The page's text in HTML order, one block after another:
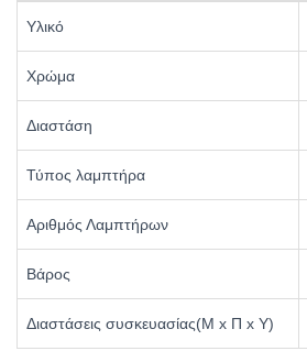
Υλικό
Χρώμα
Διαστάση
Τύπος λαμπτήρα
Αριθμός Λαμπτήρων
Βάρος
Διαστάσεις συσκευασίας(Μ x Π x Υ)